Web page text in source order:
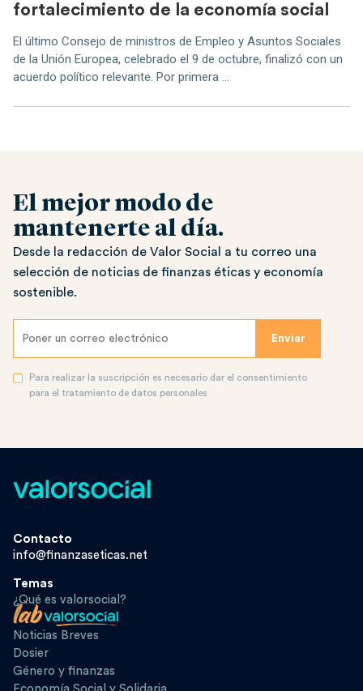
fortalecimiento de la economía social
El último Consejo de ministros de Empleo y Asuntos Sociales
de la Unión Europea, celebrado el 9 de octubre, finalizó con un
acuerdo político relevante. Por primera ...
El mejor modo de
mantenerte al día.
Desde la redacción de Valor Social a tu correo una
selección de noticias de finanzas éticas y economía
sostenible.
Para realizar la suscripción es necesario dar el consentimiento
para el tratamiento de datos personales
Contacto
info@finanzaseticas.net
Temas
¿Qué es valorsocial?
Noticias Breves
Dosier
Género y finanzas